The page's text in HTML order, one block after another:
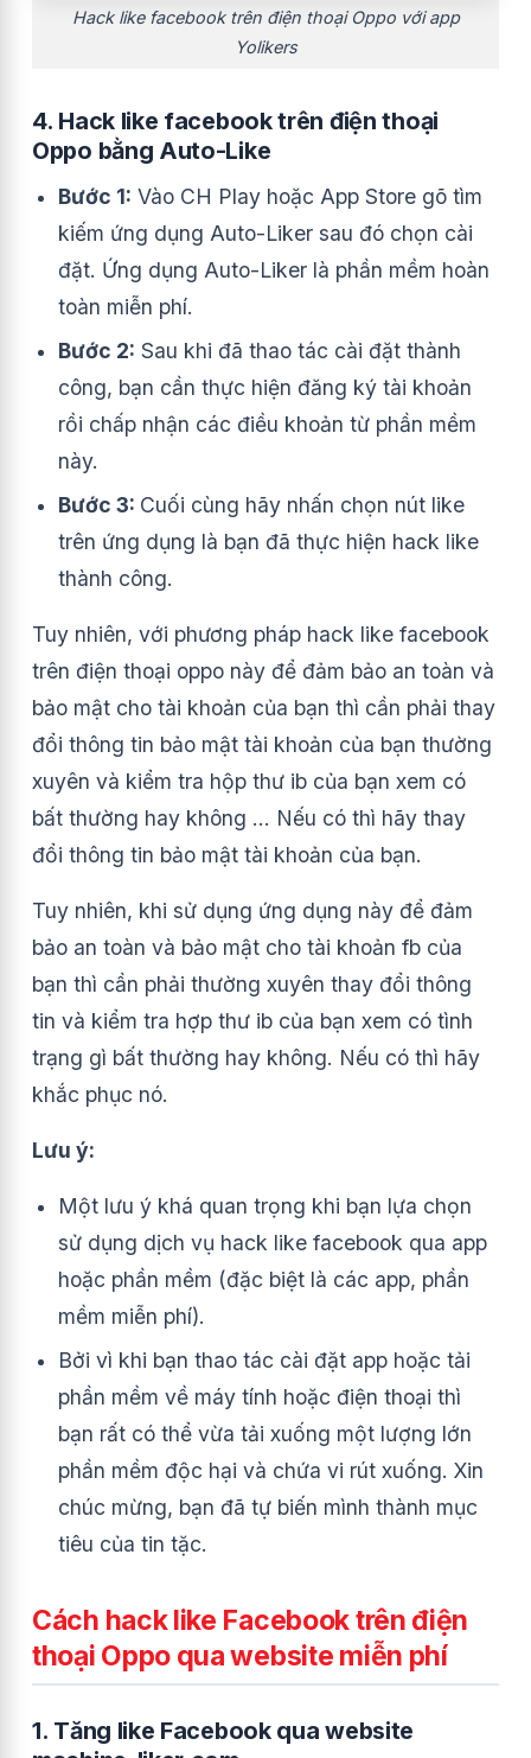
Hack like facebook trên điện thoại Oppo với app
Yolikers
4. Hack like facebook trên điện thoại
Oppo bằng Auto-Like
Bước 1: Vào CH Play hoặc App Store gõ tìm
kiếm ứng dụng Auto-Liker sau đó chọn cài
đặt. Ứng dụng Auto-Liker là phần mềm hoàn
toàn miễn phí.
Bước 2: Sau khi đã thao tác cài đặt thành
công, bạn cần thực hiện đăng ký tài khoản
rồi chấp nhận các điều khoản từ phần mềm
này.
Bước 3: Cuối cùng hãy nhấn chọn nút like
trên ứng dụng là bạn đã thực hiện hack like
thành công.
Tuy nhiên, với phương pháp hack like facebook
trên điện thoại oppo này để đảm bảo an toàn và
bảo mật cho tài khoản của bạn thì cần phải thay
đổi thông tin bảo mật tài khoản của bạn thường
xuyên và kiểm tra hộp thư ib của bạn xem có
bất thường hay không … Nếu có thì hãy thay
đổi thông tin bảo mật tài khoản của bạn.
Tuy nhiên, khi sử dụng ứng dụng này để đảm
bảo an toàn và bảo mật cho tài khoản fb của
bạn thì cần phải thường xuyên thay đổi thông
tin và kiểm tra hợp thư ib của bạn xem có tình
trạng gì bất thường hay không. Nếu có thì hãy
khắc phục nó.
Lưu ý:
Một lưu ý khá quan trọng khi bạn lựa chọn
sử dụng dịch vụ hack like facebook qua app
hoặc phần mềm (đặc biệt là các app, phần
mềm miễn phí).
Bởi vì khi bạn thao tác cài đặt app hoặc tải
phần mềm về máy tính hoặc điện thoại thì
bạn rất có thể vừa tải xuống một lượng lớn
phần mềm độc hại và chứa vi rút xuống. Xin
chúc mừng, bạn đã tự biến mình thành mục
tiêu của tin tặc.
Cách hack like Facebook trên điện
thoại Oppo qua website miễn phí
1. Tăng like Facebook qua website